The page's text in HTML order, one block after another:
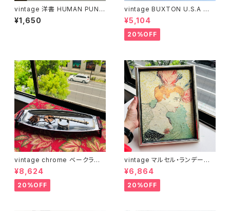
vintage 洋書 HUMAN PUNK
by John King
¥1,650
vintage BUXTON U.S.A ジュ
エリーボックス
¥5,104
20%OFF
vintage chrome ベークライト
ハンドルロングトレー
¥8,624
20%OFF
vintage マルセル・ランデール
嬢 額装 wall-decor
¥6,864
20%OFF